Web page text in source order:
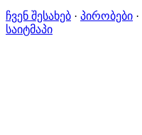
ჩვენ შესახებ · პირობები ·
საიტმაპი